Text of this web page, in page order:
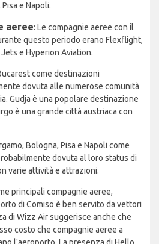
e Napoli.
aeree: Le compagnie aeree con il
questo periodo erano Flexflight,
e Hyperion Aviation.
come destinazioni
dovuta alle numerose comunità
Gudja è una popolare destinazione
è una grande città austriaca con
Bologna, Pisa e Napoli come
dovuta al loro status di
varie attività e attrazioni.
principali compagnie aeree,
di Comiso è ben servito da vettori
di Wizz Air suggerisce anche che
costo che compagnie aeree a